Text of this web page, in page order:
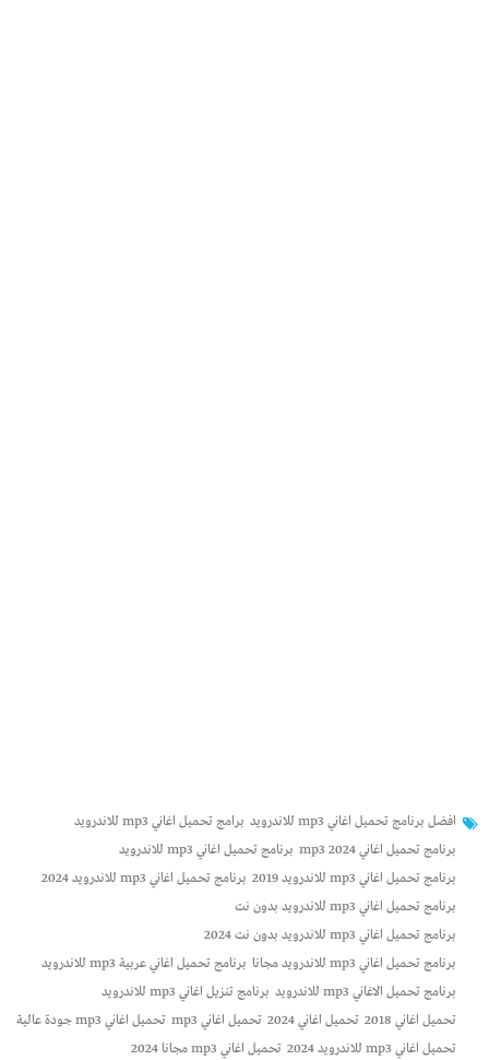
افضل برنامج تحميل اغاني mp3 للاندرويد
برامج تحميل اغاني mp3 للاندرويد
برنامج تحميل اغاني mp3 2024
برنامج تحميل اغاني mp3 للاندرويد
برنامج تحميل اغاني mp3 للاندرويد 2019
برنامج تحميل اغاني mp3 للاندرويد 2024
برنامج تحميل اغاني mp3 للاندرويد بدون نت
برنامج تحميل اغاني mp3 للاندرويد بدون نت 2024
برنامج تحميل اغاني mp3 للاندرويد مجانا
برنامج تحميل اغاني عربية mp3 للاندرويد
برنامج تحميل الاغاني mp3 للاندرويد
برنامج تنزيل اغاني mp3 للاندرويد
تحميل اغاني 2018
تحميل اغاني 2024 تحميل اغاني mp3
تحميل اغاني mp3 جودة عالية
تحميل اغاني mp3 للاندرويد 2024
تحميل اغاني mp3 مجانا 2024